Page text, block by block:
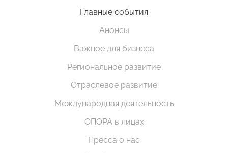
Главные события
Анонсы
Важное для бизнеса
Региональное развитие
Отраслевое развитие
Международная деятельность
ОПОРА в лицах
Пресса о нас